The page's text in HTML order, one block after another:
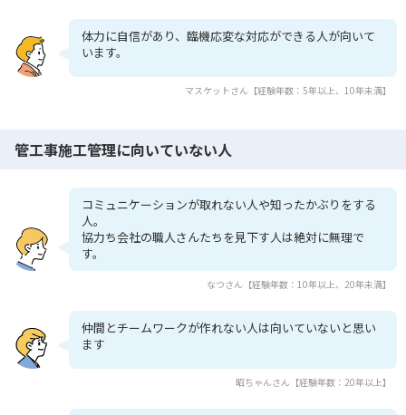
体力に自信があり、臨機応変な対応ができる人が向いて
います。
マスケットさん【経験年数：5年以上、10年未満】
管工事施工管理に向いていない人
コミュニケーションが取れない人や知ったかぶりをする
人。
協力ち会社の職人さんたちを見下す人は絶対に無理で
す。
なつさん【経験年数：10年以上、20年未満】
仲間とチームワークが作れない人は向いていないと思い
ます
昭ちゃんさん【経験年数：20年以上】